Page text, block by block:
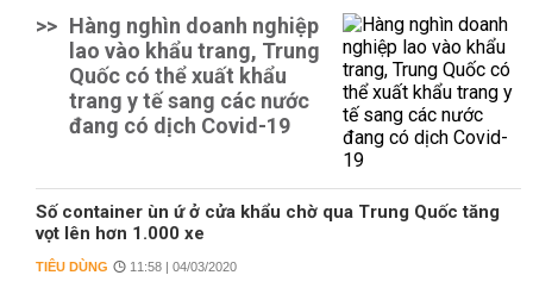
>> Hàng nghìn doanh nghiệp
lao vào khẩu trang, Trung
Quốc có thể xuất khẩu
trang y tế sang các nước
đang có dịch Covid-19
Số container ùn ứ ở cửa khẩu chờ qua Trung Quốc tăng
vọt lên hơn 1.000 xe
TIÊU DÙNG 11:58 | 04/03/2020